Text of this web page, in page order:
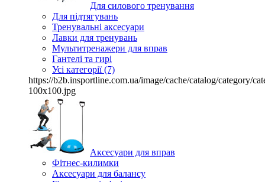
Для силового тренування
Для підтягувань
Тренувальні аксесуари
Лавки для тренувань
Мультитренажери для вправ
Гантелі та гирі
Усі категорії (7)
https://b2b.insportline.com.ua/image/cache/catalog/category/
100x100.jpg
Аксесуари для вправ
Фітнес-килимки
Аксесуари для балансу